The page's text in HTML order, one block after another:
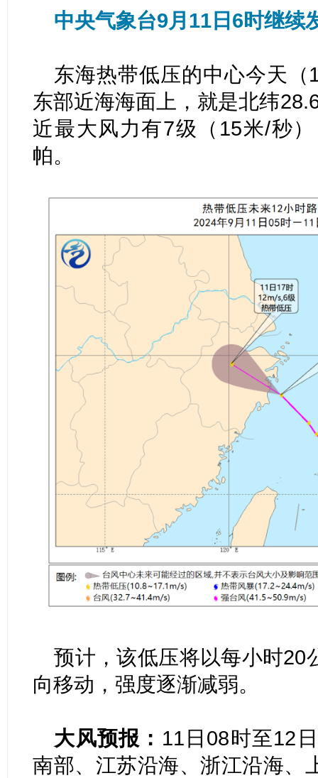
中央气象台9月11日6时继续
东海热带低压的中心今天
东部近海海面上，就是北纬
近最大风力有7级（15米/秒
帕。
预计，该低压将以每小时20
向移动，强度逐渐减弱。
大风预报： 11日08时至12
南部、江苏沿海、浙江沿海、